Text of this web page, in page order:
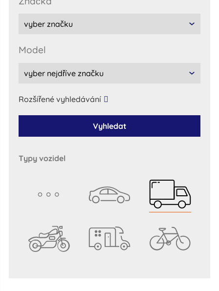
model
Rozšířené vyhledávání
Vyhledat
typy vozidel